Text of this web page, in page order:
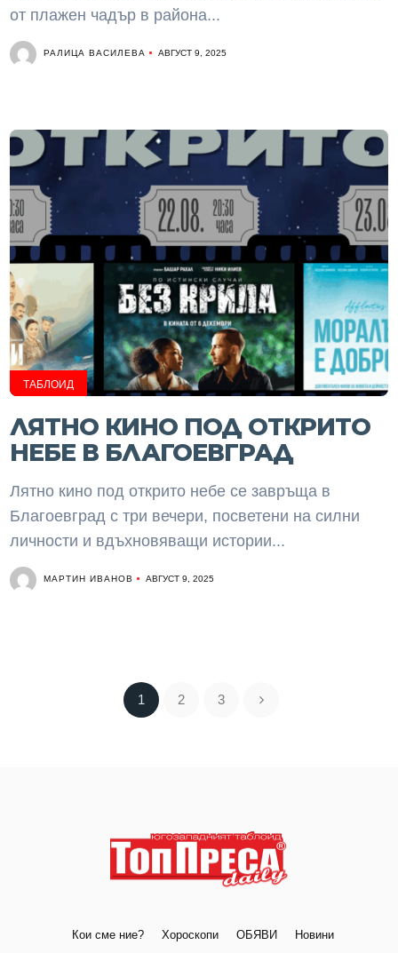
от плажен чадър в района...
РАЛИЦА ВАСИЛЕВА АВГУСТ 9, 2025
ТАБЛОИД
ЛЯТНО КИНО ПОД ОТКРИТО
НЕБЕ В БЛАГОЕВГРАД
Лятно кино под открито небе се завръща в
Благоевград с три вечери, посветени на силни
личности и вдъхновяващи истории...
МАРТИН ИВАНОВ АВГУСТ 9, 2025
1 2 3
Кои сме ние? Хороскопи ОБЯВИ Новини